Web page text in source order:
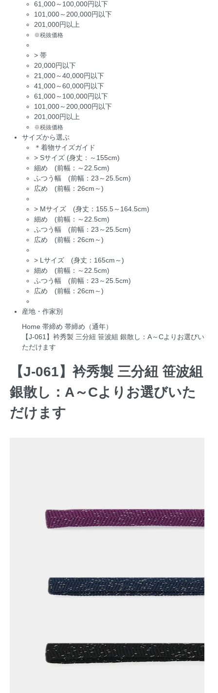
61,000～100,000円以下
101,000～200,000円以下
201,000円以上
※税抜価格
> 帯
20,000円以下
21,000～40,000円以下
41,000～60,000円以下
61,000～100,000円以下
101,000～200,000円以下
201,000円以上
※税抜価格
サイズから選ぶ
＊着物サイズガイド
> Sサイズ (身丈：～155cm)
細め (前幅：～22.5cm)
ふつう幅 (前幅：23～25.5cm)
広め (前幅：26cm～)
> Mサイズ (身丈：155.5～164.5cm)
細め (前幅：～22.5cm)
ふつう幅 (前幅：23～25.5cm)
広め (前幅：26cm～)
> Lサイズ (身丈：165cm～)
細め (前幅：～22.5cm)
ふつう幅 (前幅：23～25.5cm)
広め (前幅：26cm～)
産地・作家別
Home 帯締め 帯締め（通年）
【J-061】衿秀製 三分紐 笹波組 銀散し：A～Cよりお選びい
ただけます
【J-061】衿秀製 三分紐 笹波組
銀散し：A～Cよりお選びいた
だけます